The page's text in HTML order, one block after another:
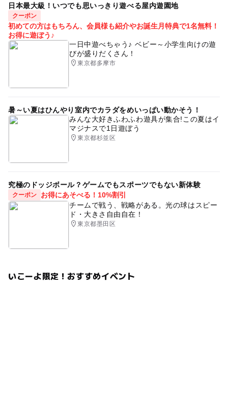
日本最大級！いつでも思いっきり遊べる屋内遊園地
クーポン
初めての方はもちろん、会員様も紹介やお誕生月特典で1名無料！
お得に遊ぼう♪
一日中遊べちゃう♪ ベビー～小学生向けの遊
びが盛りだくさん！
東京都多摩市
暑～い夏はひんやり室内でカラダをめいっぱい動かそう！
みんな大好きふわふわ遊具が集合!この夏はイ
マジナスで1日遊ぼう
東京都杉並区
究極のドッジボール？ゲームでもスポーツでもない新体験
クーポン
お得にあそべる！10%割引
チームで戦う、戦略がある。光の球はスピー
ド・大きさ自由自在！
東京都墨田区
いこーよ限定！おすすめイベント